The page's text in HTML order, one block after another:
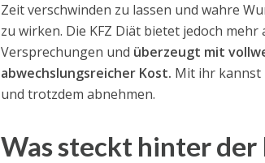
Zeit verschwinden zu lassen und wahre
zu wirken. Die KFZ Diät bietet jedoch mehr
Versprechungen und überzeugt mit
abwechslungsreicher Kost. Mit ihr kannst
und trotzdem abnehmen.
Was steckt hinter der